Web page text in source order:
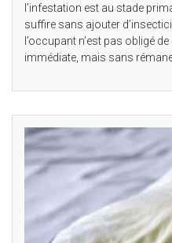
l’infestation est au stade
suffire sans ajouter
l’occupant n’est pas obligé
immédiate, mais sans